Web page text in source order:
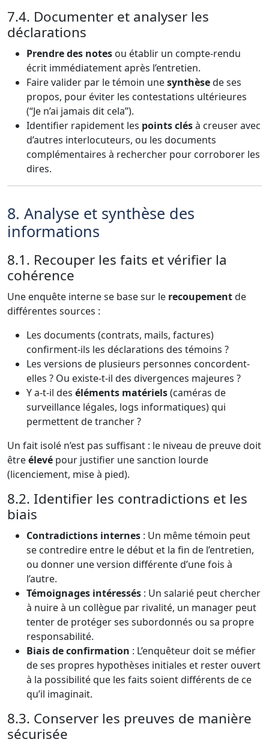
7.4. Documenter et analyser les
déclarations
Prendre des notes ou établir un compte-rendu
écrit immédiatement après l’entretien.
Faire valider par le témoin unesynthèsede ses
propos, pour éviter les contestations ultérieures
(“Je n’ai jamais dit cela”).
Identifier rapidement les points clésà creuser avec
d’autres interlocuteurs, ou les documents
complémentaires à rechercher pour corroborer les
dires.
8. Analyse et synthèse des
informations
8.1. Recouper les faits et vérifier la
cohérence
Une enquête interne se base sur le recoupementde
différentes sources :
Les documents (contrats, mails, factures)
confirment-ils les déclarations des témoins ?
Les versions de plusieurs personnes concordent-
elles ? Ou existe-t-il des divergences majeures ?
Y a-t-il des éléments matériels(caméras de
surveillance légales, logs informatiques) qui
permettent de trancher ?
Un fait isolé n’est pas suffisant : le niveau de preuve doit
êtreélevé pour justifier une sanction lourde
(licenciement, mise à pied).
8.2. Identifier les contradictions et les
biais
Contradictions internes : Un même témoin peut
se contredire entre le début et la fin de l’entretien,
ou donner une version différente d’une fois à
l’autre.
Témoignages intéressés : Un salarié peut chercher
à nuire à un collègue par rivalité, un manager peut
tenter de protéger ses subordonnés ou sa propre
responsabilité.
Biais de confirmation : L’enquêteur doit se méfier
de ses propres hypothèses initiales et rester ouvert
à la possibilité que les faits soient différents de ce
qu’il imaginait.
8.3. Conserver les preuves de manière
sécurisée